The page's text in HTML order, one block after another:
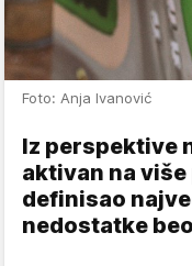
Foto: Anja Ivanović
Iz perspektive
aktivan na
definisao
nedostatke